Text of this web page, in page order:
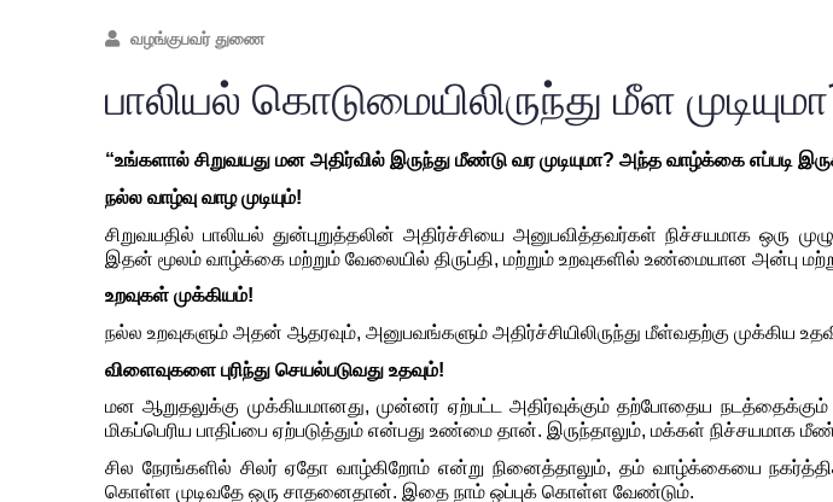
வழங்குபவர் துணை
பாலியல் கொடுமையிலிருந்து மீள
“உங்களால் சிறுவயது மன அதிர்வில் இருந்து மீண்டு வர முடியுமா? அந்த வாழ்க்கை எப்படி
சிறுவயதில் பாலியல் துன்புறுத்தலின் அதிர்ச்சியை அனுபவித்தவர்கள் நிச்சயமாக ஒரு
நல்ல உறவுகளும் அதன் ஆதரவும், அனுபவங்களும் அதிர்ச்சியிலிருந்து மீள்வதற்கு
மன ஆறுதலுக்கு முக்கியமானது, முன்னர் ஏற்பட்ட அதிர்வுக்கும் தற்போதைய
மிகப்பெரிய பாதிப்பை ஏற்படுத்தும் என்பது உண்மை தான். இருந்தாலும், மக்கள்
சில நேரங்களில் சிலர் ஏதோ வாழ்கிறோம் என்று நினைத்தாலும், தம் வாழ்க்கையை
கொள்ள முடிவதே ஒரு சாதனைதான். இதை நாம் ஒப்புக் கொள்ள வேண்டும்.